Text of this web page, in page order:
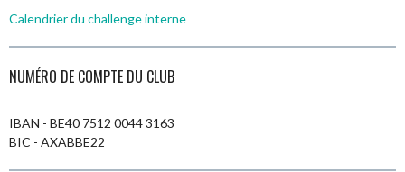
Calendrier du challenge interne
NUMÉRO DE COMPTE DU CLUB
IBAN - BE40 7512 0044 3163
BIC - AXABBE22